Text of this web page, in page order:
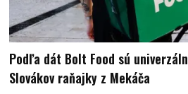
Podľa dát Bolt Food sú
Slovákov raňajky z Mekáča